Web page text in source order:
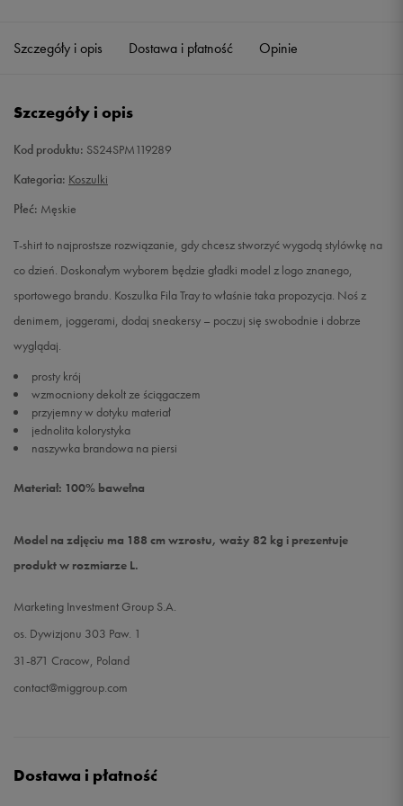
Szczegóły i opis Dostawa i płatność Opinie
Szczegóły i opis
Kod produktu: SS24SPM119289
Kategoria: Koszulki
Płeć: Męskie
T-shirt to najprostsze rozwiązanie, gdy chcesz stworzyć wygodą stylówkę na
co dzień. Doskonałym wyborem będzie gładki model z logo znanego,
sportowego brandu. Koszulka Fila Tray to właśnie taka propozycja. Noś z
denimem, joggerami, dodaj sneakersy – poczuj się swobodnie i dobrze
wyglądaj.
prosty krój
wzmocniony dekolt ze ściągaczem
przyjemny w dotyku materiał
jednolita kolorystyka
naszywka brandowa na piersi
Materiał: 100% bawełna
Model na zdjęciu ma 188 cm wzrostu, waży 82 kg i prezentuje
produkt w rozmiarze L.
Marketing Investment Group S.A.
os. Dywizjonu 303 Paw. 1
31-871 Cracow, Poland
contact@miggroup.com
Dostawa i płatność